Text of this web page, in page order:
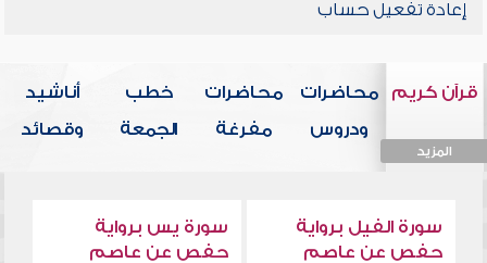
إعادة تفعيل حساب
قرآن كريم
المزيد
محاضرات
ودروس
محاضرات
مفرغة
خطب
الجمعة
أناشيد
وقصائد
سورة الفيل برواية
حفص عن عاصم
سورة يس برواية
حفص عن عاصم